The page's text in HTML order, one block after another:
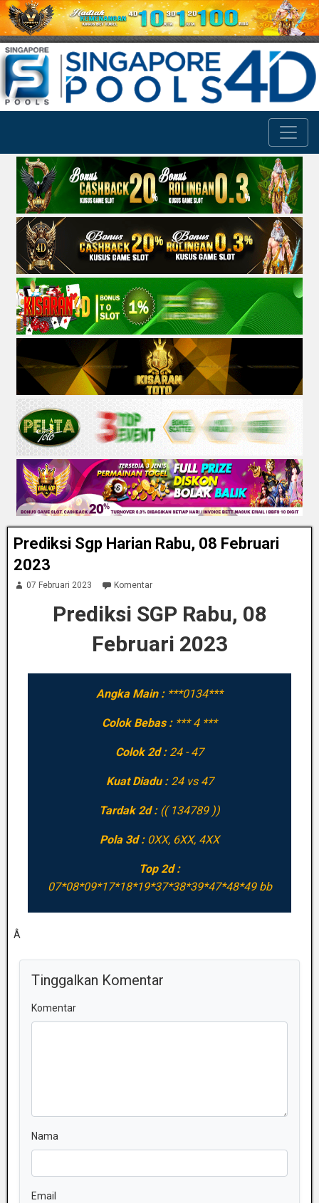
Prediksi Sgp Harian Rabu, 08 Februari
2023
07 Februari 2023 Komentar
Prediksi SGP Rabu, 08
Februari 2023
Angka Main : ***0134***
Colok Bebas : *** 4 ***
Colok 2d : 24 - 47
Kuat Diadu : 24 vs 47
Tardak 2d : (( 134789 ))
Pola 3d : 0XX, 6XX, 4XX
Top 2d :
07*08*09*17*18*19*37*38*39*47*48*49 bb
Â
Tinggalkan Komentar
Komentar
Nama
Email